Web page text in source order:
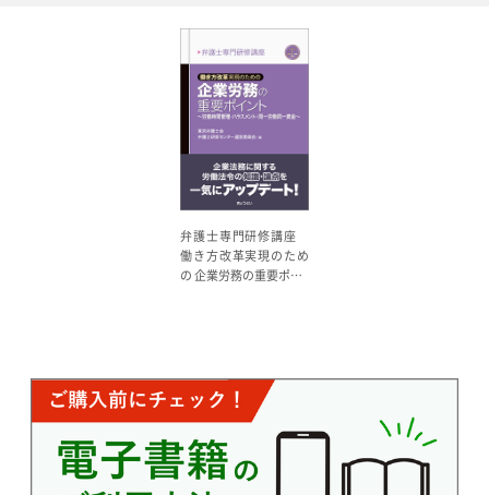
弁護士専門研修講座
働き方改革実現のため
の 企業労務の重要ポ…